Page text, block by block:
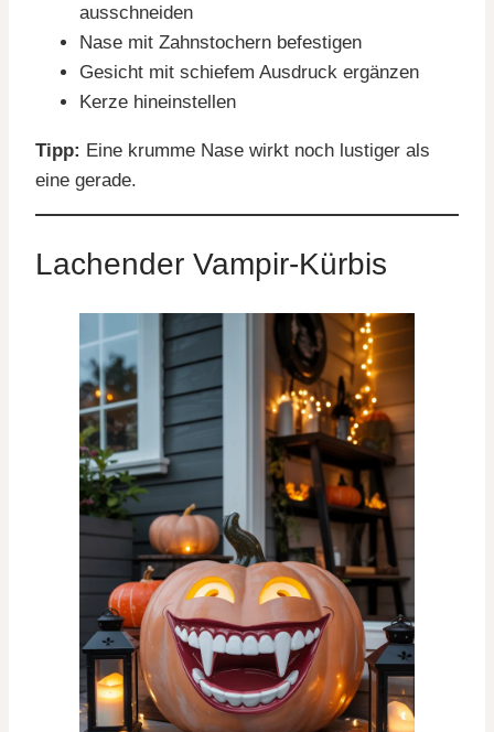
ausschneiden
Nase mit Zahnstochern befestigen
Gesicht mit schiefem Ausdruck ergänzen
Kerze hineinstellen
Tipp: Eine krumme Nase wirkt noch lustiger als
eine gerade.
Lachender Vampir-Kürbis